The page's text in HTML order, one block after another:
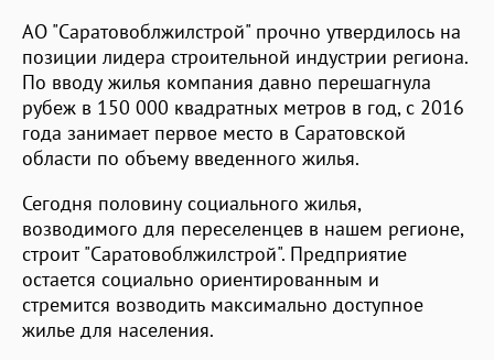
АО "Саратовоблжилстрой" прочно утвердилось на
позиции лидера строительной индустрии региона.
По вводу жилья компания давно перешагнула
рубеж в 150 000 квадратных метров в год, с 2016
года занимает первое место в Саратовской
области по объему введенного жилья.
Сегодня половину социального жилья,
возводимого для переселенцев в нашем регионе,
строит "Саратовоблжилстрой". Предприятие
остается социально ориентированным и
стремится возводить максимально доступное
жилье для населения.